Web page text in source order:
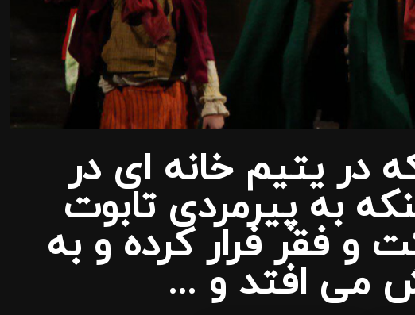
در یتیم خانه ای در
به پیرمردی تابوت
فقر فرار کرده و به
می افتد و ...